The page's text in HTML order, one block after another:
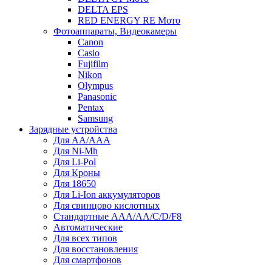
DELTA EPS
RED ENERGY RE Мото
Фотоаппараты, Видеокамеры
Canon
Casio
Fujifilm
Nikon
Olympus
Panasonic
Pentax
Samsung
Зарядные устройства
Для AA/AAA
Для Ni-Mh
Для Li-Pol
Для Кроны
Для 18650
Для Li-Ion аккумуляторов
Для свинцово кислотных
Стандартные ААА/АА/С/D/F8
Автоматические
Для всех типов
Для восстановления
Для смартфонов